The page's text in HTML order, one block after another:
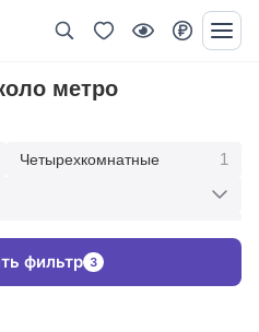
метро
Четырехкомнатные 1
фильтр 3